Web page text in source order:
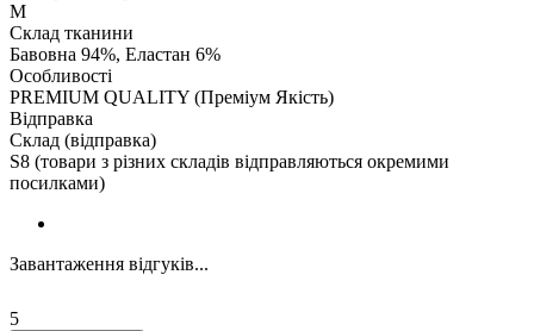
M
Склад тканини
Бавовна 94%, Еластан 6%
Особливості
PREMIUM QUALITY (Преміум Якість)
Відправка
Склад (відправка)
S8 (товари з різних складів відправляються окремими
посилками)
Завантаження відгуків...
5